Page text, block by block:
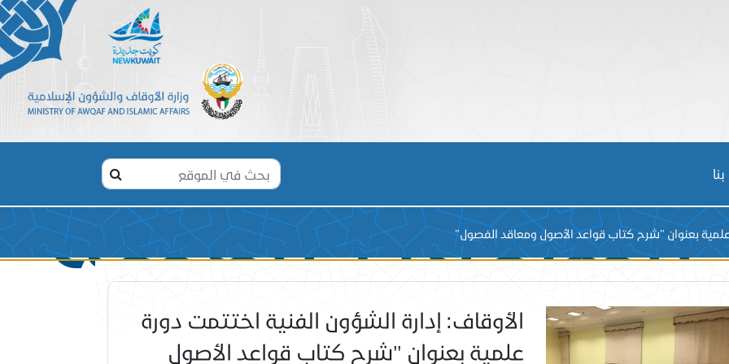
الشئون الفنية
علمية بعنوان "شرح كتاب قواعد الأصول ومعاقد الفصول"
الأوقاف: إدارة الشؤون الفنية اختتمت دورة
علمية بعنوان "شرح كتاب قواعد الأصول